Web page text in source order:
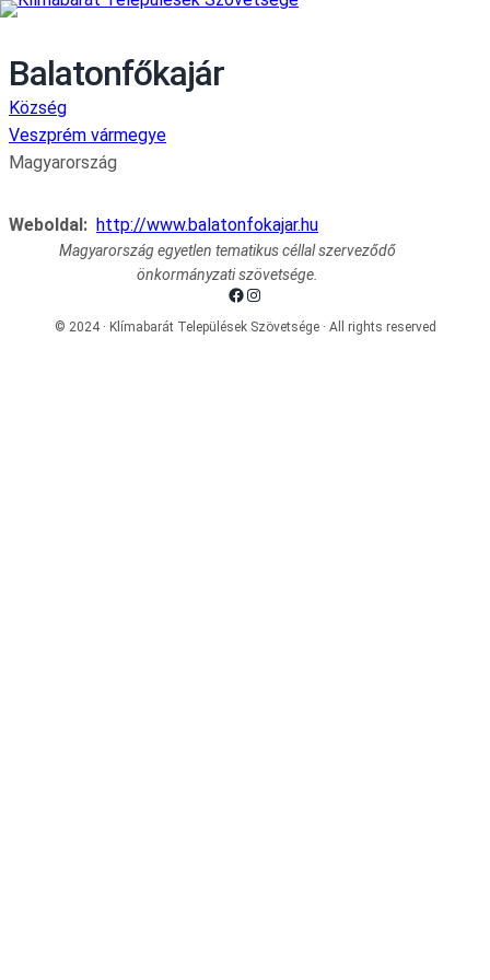
Balatonfőkajár
Község
Veszprém vármegye
Magyarország
Weboldal: http://www.balatonfokajar.hu
Magyarország egyetlen tematikus céllal szerveződő
önkormányzati szövetsége.
Facebook
Instagram
© 2024 · Klímabarát Települések Szövetsége · All rights reserved